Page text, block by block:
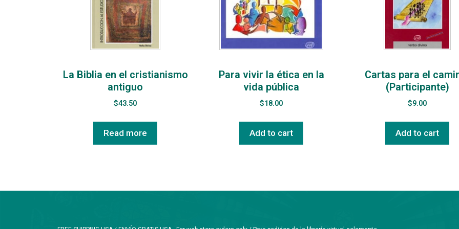
La Biblia en el cristianismo
antiguo
$43.50
Read more
Para vivir la ética en la
vida pública
$18.00
Add to cart
Cartas para el
(Participante)
$9.00
Add to cart